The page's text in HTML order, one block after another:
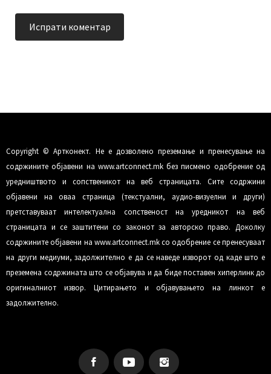
Copyright © Артконект. Не е дозволено преземање и пренесување на
содржините објавени на www.artconnect.mk без писмено одобрение од
уредништвото и сопственикот на веб страницата. Сите содржини
објавени на оваа страница (текстуални, аудио-визуелни и други)
претставуваат интелектуална сопственост на уредникот на веб
страницата и се заштитени со законот за авторско право. Доколку
содржините објавени на www.artconnect.mk со одобрение се пренесуваат
на други медиуми, задолжително е да се наведе изворот од каде што е
преземена содржината што се објавува и да биде поставен хиперлинк до
оригиналниот извор. Цитирањето и објавувањето на линкот е
задолжително.